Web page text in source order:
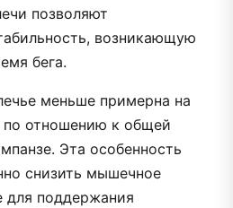
позволяют
возникающую
бега.
меньше примерна на
по отношению к общей
Эта особенность
снизить мышечное
для поддержания